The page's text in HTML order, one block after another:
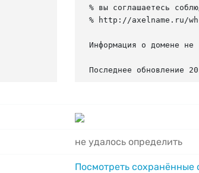
% вы соглашаетесь
% http://axelname.ru/
Информация о домене не
Последнее обновление
не удалось определить
Посмотреть сохранённые